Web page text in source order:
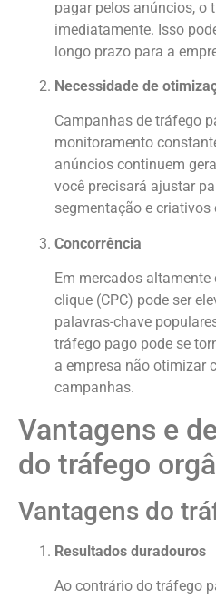
pagar pelos anúncios, o
imediatamente. Isso
longo prazo para a
Necessidade de
Campanhas de tráfego
monitoramento
anúncios continuem
você precisará ajustar
segmentação e criativos
Concorrência
Em mercados
clique (CPC) pode ser
palavras-chave
tráfego pago pode se
a empresa não otimizar
campanhas.
Vantagens e
do tráfego
Vantagens do
Resultados duradouros
Ao contrário do tráfego